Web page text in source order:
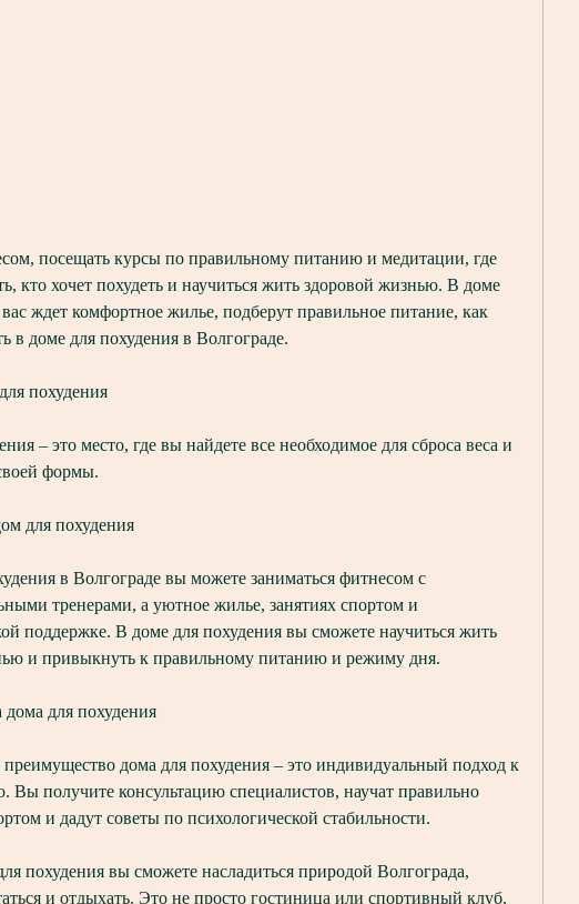
кто хочет похудеть и научиться жить здоровой жизнью. В доме
ждет комфортное жилье, подберут правильное питание, как
в доме для похудения в Волгограде.
похудения
– это место, где вы найдете все необходимое для сброса веса и
формы.
для похудения
в Волгограде вы можете заниматься фитнесом с
тренерами, а уютное жилье, занятиях спортом и
поддержке. В доме для похудения вы сможете научиться жить
и привыкнуть к правильному питанию и режиму дня.
для похудения
преимущество дома для похудения – это индивидуальный подход к
Вы получите консультацию специалистов, научат правильно
и дадут советы по психологической стабильности.
похудения вы сможете насладиться природой Волгограда,
и отдыхать. Это не просто гостиница или спортивный клуб,